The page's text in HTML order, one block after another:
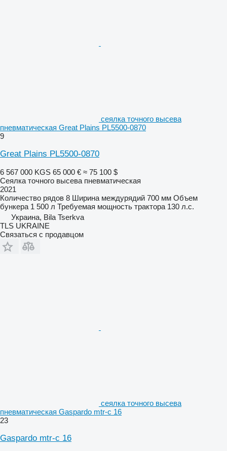
сеялка точного высева
пневматическая Great Plains PL5500-0870
9
Great Plains PL5500-0870
6 567 000 KGS 65 000 € ≈ 75 100 $
Сеялка точного высева пневматическая
2021
Количество рядов 8 Ширина междурядий 700 мм Объем
бункера 1 500 л Требуемая мощность трактора 130 л.с.
Украина, Bila Tserkva
TLS UKRAINE
Связаться с продавцом
сеялка точного высева
пневматическая Gaspardo mtr-c 16
23
Gaspardo mtr-c 16